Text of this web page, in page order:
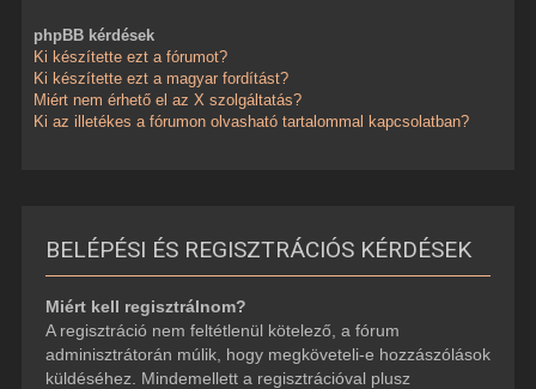
phpBB kérdések
Ki készítette ezt a fórumot?
Ki készítette ezt a magyar fordítást?
Miért nem érhető el az X szolgáltatás?
Ki az illetékes a fórumon olvasható tartalommal kapcsolatban?
BELÉPÉSI ÉS REGISZTRÁCIÓS KÉRDÉSEK
Miért kell regisztrálnom?
A regisztráció nem feltétlenül kötelező, a fórum
adminisztrátorán múlik, hogy megköveteli-e hozzászólások
küldéséhez. Mindemellett a regisztrációval plusz